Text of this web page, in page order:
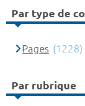
Par type de
Pages (1228)
Par rubrique